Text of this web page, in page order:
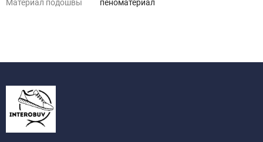
Материал подошвы пеноматериал